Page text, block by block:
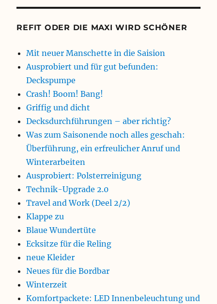
REFIT ODER DIE MAXI WIRD SCHÖNER
Mit neuer Manschette in die Saision
Ausprobiert und für gut befunden:
Deckspumpe
Crash! Boom! Bang!
Griffig und dicht
Decksdurchführungen – aber richtig?
Was zum Saisonende noch alles geschah:
Überführung, ein erfreulicher Anruf und
Winterarbeiten
Ausprobiert: Polsterreinigung
Technik-Upgrade 2.0
Travel and Work (Deel 2/2)
Klappe zu
Blaue Wundertüte
Ecksitze für die Reling
neue Kleider
Neues für die Bordbar
Winterzeit
Komfortpackete: LED Innenbeleuchtung und